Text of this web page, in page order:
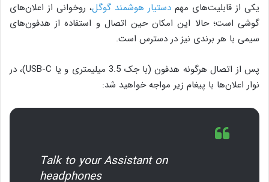
یکی از قابلیت‌های مهم دستیار هوشمند گوگل، روخوانی از اعلان‌های
گوشی است؛ حالا این امکان حین اتصال و استفاده از هدفون‌های
سیمی با هر برندی نیز در دسترس است.
پس از اتصال هرگونه هدفون (با جک 3.5 میلیمتری و یا USB-C)، در
نوار اعلان‌ها با پیغام زیر مواجه خواهید شد:
Talk to your Assistant on
headphones